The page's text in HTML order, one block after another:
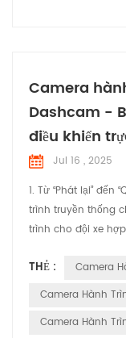
Camera
Dashcam -
điều khiển
Jul 16 , 2025
1. Từ “Phát lại”
trình truyền thống
trình cho đội xe
trực tiếp" duy nhất.
phòng; tài xế
THẺ :
Camera
Camera Hành
Camera Hành